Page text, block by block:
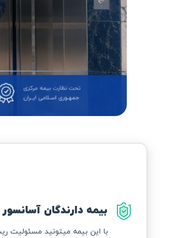
بیمه دارندگان آسانسور
با این بیمه میتونید مسئولیت